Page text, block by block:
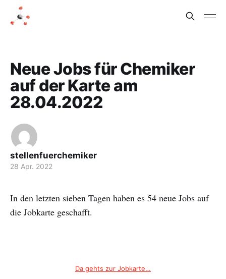
Neue Jobs für Chemiker
auf der Karte am
28.04.2022
stellenfuerchemiker
28 Apr. 2022
In den letzten sieben Tagen haben es 54 neue Jobs auf
die Jobkarte geschafft.
Da gehts zur Jobkarte…